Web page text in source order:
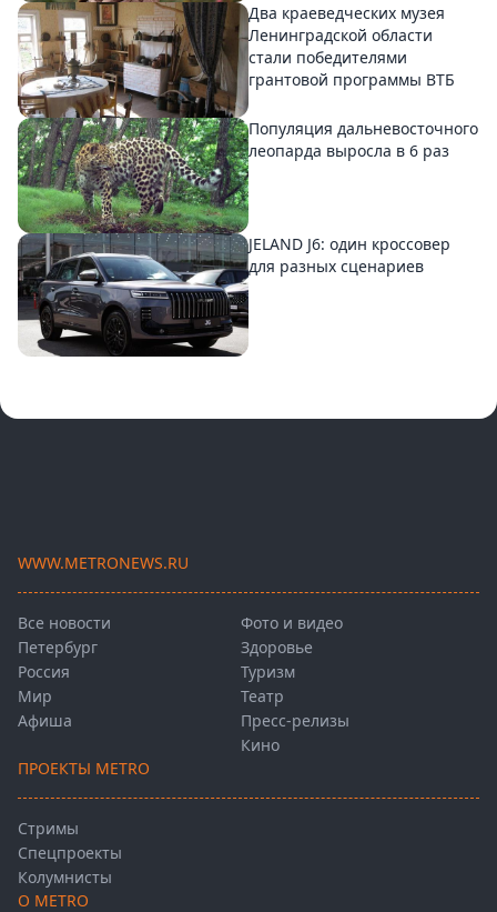
Два краеведческих музея
Ленинградской области
стали победителями
грантовой программы ВТБ
Популяция дальневосточного
леопарда выросла в 6 раз
JELAND J6: один кроссовер
для разных сценариев
WWW.METRONEWS.RU
Все новости
Петербург
Россия
Мир
Афиша
Фото и видео
Здоровье
Туризм
Театр
Пресс-релизы
Кино
ПРОЕКТЫ METRO
Стримы
Спецпроекты
Колумнисты
О METRO